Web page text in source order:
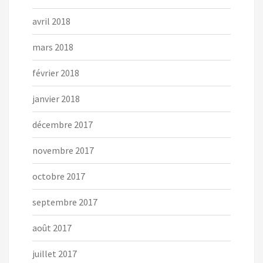
avril 2018
mars 2018
février 2018
janvier 2018
décembre 2017
novembre 2017
octobre 2017
septembre 2017
août 2017
juillet 2017